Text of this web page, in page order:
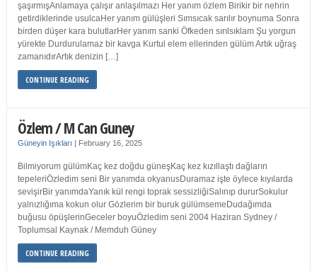
şaşırmışAnlamaya çalışır anlaşılmazı Her yanım özlem Birikir bir nehrin
getirdiklerinde usulcaHer yanım gülüşleri Sımsıcak sarılır boynuma Sonra
birden düşer kara bulutlarHer yanım sanki Öfkeden sırılsıklam Şu yorgun
yürekte Durdurulamaz bir kavga Kurtul elem ellerinden gülüm Artık uğraş
zamanıdırArtık denizin […]
CONTINUE READING
Özlem / M Can Guney
Güneyin Işıkları | February 16, 2025
Bilmiyorum gülümKaç kez doğdu güneşKaç kez kızıllaştı dağların
tepeleriÖzledim seni Bir yanımda okyanusDuramaz işte öylece kıyılarda
sevişirBir yanımdaYanık kül rengi toprak sessizliğiSalınıp dururSokulur
yalnızlığıma kokun olur Gözlerim bir buruk gülümsemeDudağımda
buğusu öpüşlerinGeceler boyuÖzledim seni 2004 Haziran Sydney /
Toplumsal Kaynak / Memduh Güney
CONTINUE READING